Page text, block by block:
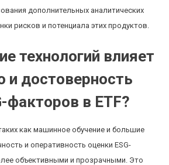
дополнительных аналитических
рисков и потенциала этих продуктов.
технологий влияет
и достоверность
факторов в ETF?
как машинное обучение и большие
и оперативность оценки ESG-
объективными и прозрачными. Это